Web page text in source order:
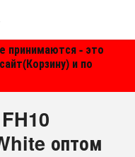
принимаются - это
и по
оптом